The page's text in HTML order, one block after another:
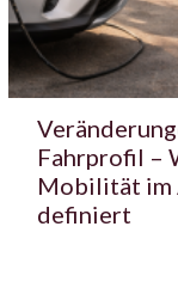
Fahrprofil –
Mobilität im
definiert